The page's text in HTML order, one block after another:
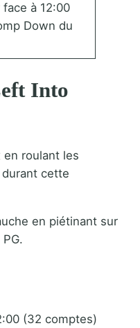
à 12:00
Down du
Into
roulant les
cette
en piétinant sur
PG.
(32 comptes)